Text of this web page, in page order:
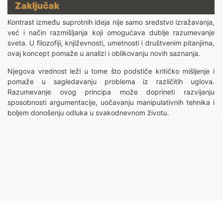
Zaključak
Kontrast između suprotnih ideja nije samo sredstvo izražavanja,
već i način razmišljanja koji omogućava dublje razumevanje
sveta. U filozofiji, književnosti, umetnosti i društvenim pitanjima,
ovaj koncept pomaže u analizi i oblikovanju novih saznanja.
Njegova vrednost leži u tome što podstiče kritičko mišljenje i
pomaže u sagledavanju problema iz različitih uglova.
Razumevanje ovog principa može doprineti razvijanju
sposobnosti argumentacije, uočavanju manipulativnih tehnika i
boljem donošenju odluka u svakodnevnom životu.